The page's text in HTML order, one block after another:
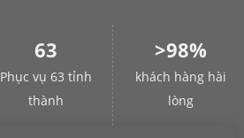
63
Phục vụ 63 tỉnh
thành
>98%
khách hàng hài
lòng